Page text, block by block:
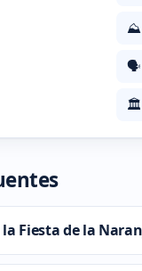
⛰️
🗣️
🏛️
la Fiesta de la